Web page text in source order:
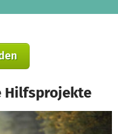
Hilfsprojekte